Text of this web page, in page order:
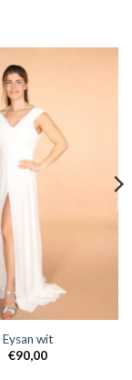
Eysan wit
€90,00